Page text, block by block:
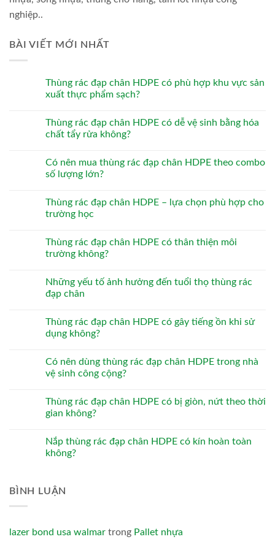
nghiệp..
BÀI VIẾT MỚI NHẤT
Thùng rác đạp chân HDPE có phù hợp khu vực sản
xuất thực phẩm sạch?
Thùng rác đạp chân HDPE có dễ vệ sinh bằng hóa
chất tẩy rửa không?
Có nên mua thùng rác đạp chân HDPE theo combo
số lượng lớn?
Thùng rác đạp chân HDPE – lựa chọn phù hợp cho
trường học
Thùng rác đạp chân HDPE có thân thiện môi
trường không?
Những yếu tố ảnh hưởng đến tuổi thọ thùng rác
đạp chân
Thùng rác đạp chân HDPE có gây tiếng ồn khi sử
dụng không?
Có nên dùng thùng rác đạp chân HDPE trong nhà
vệ sinh công cộng?
Thùng rác đạp chân HDPE có bị giòn, nứt theo thời
gian không?
Nắp thùng rác đạp chân HDPE có kín hoàn toàn
không?
BÌNH LUẬN
lazer bond usa walmar trong Pallet nhựa